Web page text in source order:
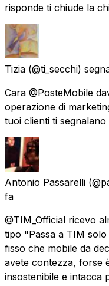
risponde ti chiude la
Tizia (@ti_secchi)
Cara @PosteMobile
operazione di
tuoi clienti ti
Antonio Passarelli
fa
@TIM_Official ricevo
tipo "Passa a TIM
fisso che mobile da
avete contezza, forse
insostenibile e intacca